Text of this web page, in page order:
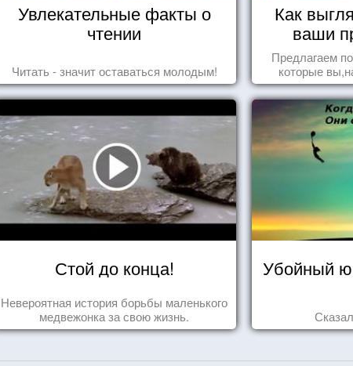
Увлекательные факты о
чтении
Читать - значит оставаться молодым!
Как
ваши
Предлагаем
которые
видели , но
себе, что
Стой до конца!
Невероятная история борьбы маленького
медвежонка за свою жизнь.
Убойный